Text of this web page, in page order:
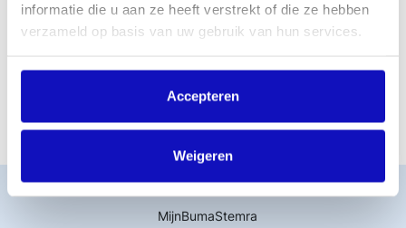
informatie die u aan ze heeft verstrekt of die ze hebben
verzameld op basis van uw gebruik van hun services.
Accepteren
Weigeren
vul de verificatie code in in het inlogscherm op MBS
Lukt het inloggen niet? Neem contact op met
members@bumastemra.nl.
MijnBumaStemra